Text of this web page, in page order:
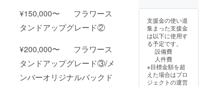
¥150,000〜 フラワース
タンドアップグレード②
¥200,000〜 フラワース
タンドアップグレード③/メ
ンバーオリジナルバックド
点 ・フ
スタン
ド ・ミ
ニのぼ
りサイ
ズ：約
30cm×
10cm
・当日
のフラ
支援金の使い道
集まった支援金
は以下に使用す
る予定です。
設備費
人件費
※目標金額を超
えた場合はプロ
ジェクトの運営